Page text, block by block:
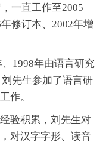
一直工作至2005
修订本、2002年增
1998年由语言研究
先生参加了语言研
作。
验积累，刘先生对
对汉字字形、读音